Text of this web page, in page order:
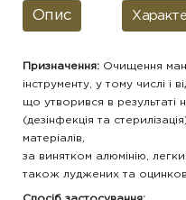
Опис
Призначення: Очищення
інструменту, у тому числі і
що утворився в результаті
(дезінфекція та
матеріалів,
за винятком алюмінію,
також луджених та